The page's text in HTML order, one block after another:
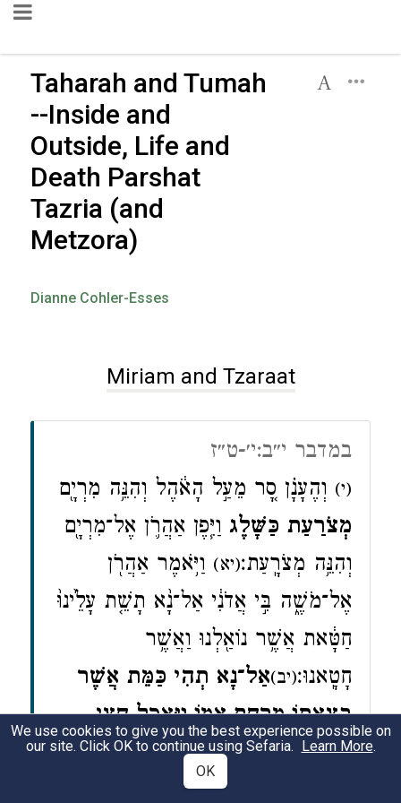
Taharah and Tumah
--Inside and
Outside, Life and
Death Parshat
Tazria (and
Metzora)
Dianne Cohler-Esses
Miriam and Tzaraat
במדבר י״ב:י׳-ט״ז
(י) וְהֶעָנָ֗ן סָ֚ר מֵעַ֣ל הָאֹ֔הֶל וְהִנֵּ֥ה מִרְיָ֖ם
מְצֹרַ֣עַת כַּשָּׁ֑לֶג וַיִּ֧פֶן אַהֲרֹ֛ן אֶל־מִרְיָ֖ם
וְהִנֵּ֥ה מְצֹרָֽעַת׃(יא) וַיֹּ֥אמֶר אַהֲרֹ֖ן
אֶל־מֹשֶׁ֑ה בִּ֣י אֲדֹנִ֔י אַל־נָ֨א תָשֵׁ֤ת עָלֵ֙ינוּ֙
חַטָּ֔את אֲשֶׁ֥ר נוֹאַ֖לְנוּ וַאֲשֶׁ֥ר
חָטָֽאנוּ׃(יב)אַל־נָ֥א תְהִ֖י כַּמֵּ֑ת אֲשֶׁ֤ר
בְּצֵאתוֹ֙ מֵרֶ֣חֶם אִמּ֔וֹ וַיֵּאָכֵ֖ל חֲצִ֥י
בְשָׂרֽוֹ׃ (יג)וַיִּצְעַ֣ק מֹשֶׁ֔ה אֶל־יקוק
לֵאמֹ֑ר אֵ֕ל נָ֛א רְפָ֥א נָ֖א לָֽהּ׃ {פ}
We use cookies to give you the best experience possible on
our site. Click OK to continue using Sefaria. Learn More.
OK